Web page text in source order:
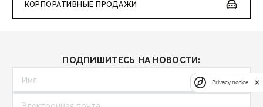
КОРПОРАТИВНЫЕ ПРОДАЖИ
ПОДПИШИТЕСЬ НА НОВОСТИ:
Privacy notice